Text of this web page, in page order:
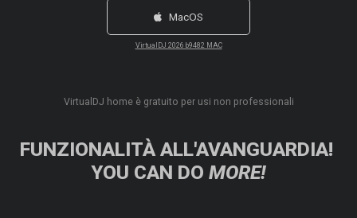
MacOS
VirtualDJ 2026 b9482 MAC
VirtualDJ home è gratuito per usi non professionali
FUNZIONALITÀ ALL'AVANGUARDIA!
YOU CAN DO MORE!